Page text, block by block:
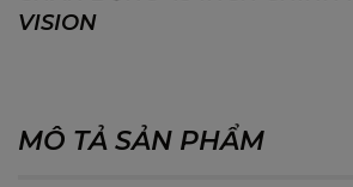
VISION
MÔ TẢ SẢN PHẨM